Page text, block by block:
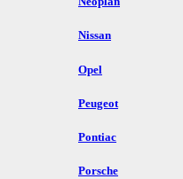
Nissan
Opel
Peugeot
Pontiac
Porsche